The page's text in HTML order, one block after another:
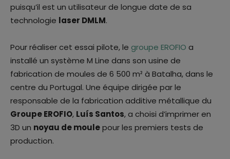
puisqu’il est un utilisateur de longue date de sa
technologie laser DMLM.
Pour réaliser cet essai pilote, le groupe EROFIO a
installé un système M Line dans son usine de
fabrication de moules de 6 500 m² à Batalha, dans le
centre du Portugal. Une équipe dirigée par le
responsable de la fabrication additive métallique du
Groupe EROFIO, Luís Santos, a choisi d’imprimer en
3D un noyau de moulepour les premiers tests de
production.